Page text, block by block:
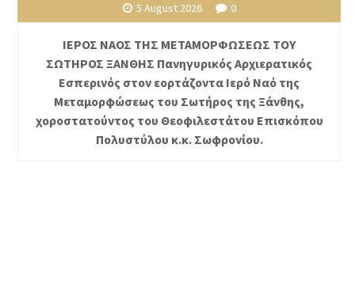
5 August 2026 0
ΙΕΡΟΣ ΝΑΟΣ ΤΗΣ ΜΕΤΑΜΟΡΦΩΣΕΩΣ ΤΟΥ
ΣΩΤΗΡΟΣ ΞΑΝΘΗΣ Πανηγυρικός Αρχιερατικός
Εσπερινός στον εορτάζοντα Ιερό Ναό της
Μεταμορφώσεως του Σωτήρος της Ξάνθης,
χοροστατούντος του Θεοφιλεστάτου Επισκόπου
Πολυστύλου κ.κ. Σωφρονίου.